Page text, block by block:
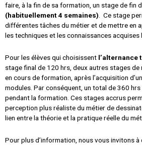
faire, à la fin de sa formation, un stage de fin
(habituellement 4 semaines). Ce stage
différentes tâches du métier et de mettre en
les techniques et les connaissances
Pour les élèves qui choisissent l’alternance
stage final de 120 hrs, deux autres stages
en cours de formation, après l’acquisition
modules. Par conséquent, un total de 360
pendant la formation. Ces stages accrus
perception plus réaliste du métier de
lien entre la théorie et la pratique réelle du
Pour plus d’information, nous vous invitons